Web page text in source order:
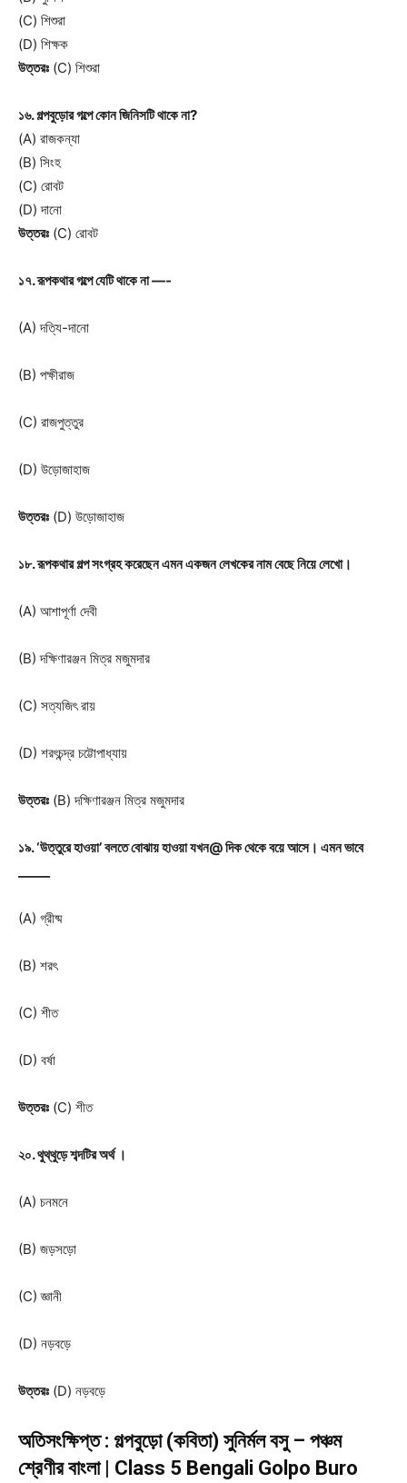
(C) শিশুরা
(D) শিক্ষক
উত্তরঃ (C) শিশুরা
১৬. গল্পবুড়োর গল্পে কোন জিনিসটি থাকে না?
(A) রাজকন্যা
(B) সিংহ
(C) রোবট
(D) দানো
উত্তরঃ (C) রোবট
১৭. রূপকথার গল্পে যেটি থাকে না —-
(A) দত্যি-দানো
(B) পক্ষীরাজ
(C) রাজপুত্তুর
(D) উড়োজাহাজ
উত্তরঃ (D) উড়োজাহাজ
১৮. রূপকথার গল্প সংগ্রহ করেছেন এমন একজন লেখকের নাম বেছে নিয়ে লেখো।
(A) আশাপূর্ণা দেবী
(B) দক্ষিণারঞ্জন মিত্র মজুমদার
(C) সত্যজিৎ রায়
(D) শরৎচন্দ্র চট্টোপাধ্যায়
উত্তরঃ (B) দক্ষিণারঞ্জন মিত্র মজুমদার
১৯. ‘উত্তুরে হাওয়া’ বলতে বোঝায় হাওয়া যখন@ দিক থেকে বয়ে আসে। এমন ভাবে
(A) গ্রীষ্ম
(B) শরৎ
(C) শীত
(D) বর্ষা
উত্তরঃ (C) শীত
২০. থুথ্থুড়ে শব্দটির অর্থ ।
(A) চনমনে
(B) জড়সড়ো
(C) জ্ঞানী
(D) নড়বড়ে
উত্তরঃ (D) নড়বড়ে
অতিসংক্ষিপ্ত : গল্পবুড়ো (কবিতা) সুনির্মল বসু – পঞ্চম
শ্রেণীর বাংলা | Class 5 Bengali Golpo Buro